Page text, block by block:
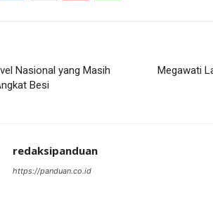
Nasional yang Masih
Besi
Megawati
redaksipanduan
https://panduan.co.id